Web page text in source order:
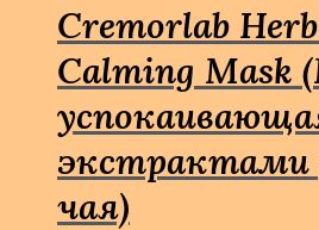
Cremorlab
Calming Mask
чая)